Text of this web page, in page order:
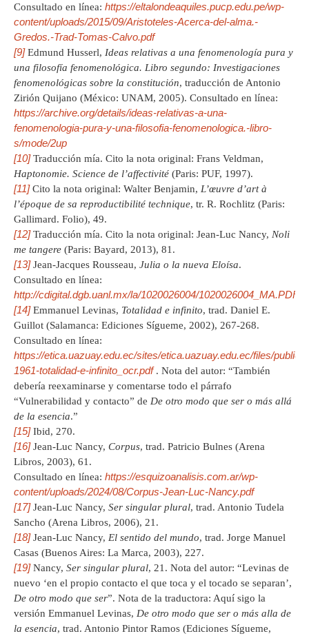
Consultado en línea: https://eltalondeaquiles.pucp.edu.pe/wp-
content/uploads/2015/09/Aristoteles-Acerca-del-alma.-
Gredos.-Trad-Tomas-Calvo.pdf
[9]Edmund Husserl, Ideas relativas a una fenomenología pura y
una filosofía fenomenológica. Libro segundo: Investigaciones
fenomenológicas sobre la constitución, traducción de Antonio
Zirión Quijano (México: UNAM, 2005). Consultado en línea:
https://archive.org/details/ideas-relativas-a-una-
fenomenologia-pura-y-una-filosofia-fenomenologica.-libro-
s/mode/2up
[10]Traducción mía. Cito la nota original: Frans Veldman,
Haptonomie. Science de l’affectivité (Paris: PUF, 1997).
[11]Cito la nota original: Walter Benjamin, L’œuvre d’art à
l’époque de sa reproductibilité technique, tr. R. Rochlitz (Paris:
Gallimard. Folio), 49.
[12]Traducción mía. Cito la nota original: Jean-Luc Nancy, Noli
me tangere (Paris: Bayard, 2013), 81.
[13]Jean-Jacques Rousseau, Julia o la nueva Eloísa.
Consultado en línea:
http://cdigital.dgb.uanl.mx/la/1020026004/1020026004_MA.PDF
[14]Emmanuel Levinas, Totalidad e infinito, trad. Daniel E.
Guillot (Salamanca: Ediciones Sígueme, 2002), 267-268.
Consultado en línea:
https://etica.uazuay.edu.ec/sites/etica.uazuay.edu.ec/files/public/
1961-totalidad-e-infinito_ocr.pdf. Nota del autor: “También
debería reexaminarse y comentarse todo el párrafo
“Vulnerabilidad y contacto” de De otro modo que ser o más allá
de la esencia.”
[15]Ibid, 270.
[16]Jean-Luc Nancy, Corpus, trad. Patricio Bulnes (Arena
Libros, 2003), 61.
Consultado en línea: https://esquizoanalisis.com.ar/wp-
content/uploads/2024/08/Corpus-Jean-Luc-Nancy.pdf
[17]Jean-Luc Nancy, Ser singular plural, trad. Antonio Tudela
Sancho (Arena Libros, 2006), 21.
[18]Jean-Luc Nancy, El sentido del mundo, trad. Jorge Manuel
Casas (Buenos Aires: La Marca, 2003), 227.
[19]Nancy, Ser singular plural, 21. Nota del autor: “Levinas de
nuevo ‘en el propio contacto el que toca y el tocado se separan’,
De otro modo que ser”. Nota de la traductora: Aquí sigo la
versión Emmanuel Levinas, De otro modo que ser o más alla de
la esencia, trad. Antonio Pintor Ramos (Ediciones Sígueme,